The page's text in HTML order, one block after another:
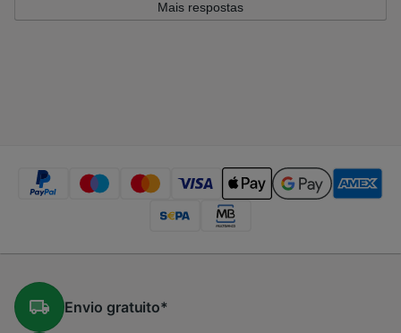
Mais respostas
Envio gratuito*